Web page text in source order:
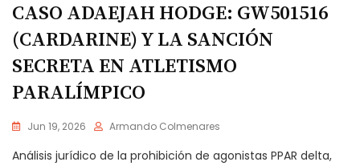
CASO ADAEJAH HODGE: GW501516
(CARDARINE) Y LA SANCIÓN
SECRETA EN ATLETISMO
PARALÍMPICO
Jun 19, 2026 Armando Colmenares
Análisis jurídico de la prohibición de agonistas PPAR delta,